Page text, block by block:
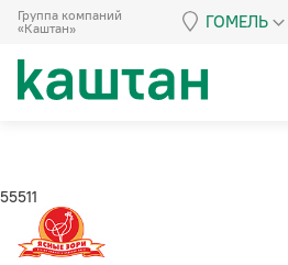
Группа компаний
«Каштан»
ГОМЕЛЬ
55511